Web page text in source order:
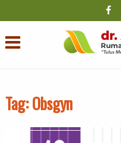
Tag:Obsgyn